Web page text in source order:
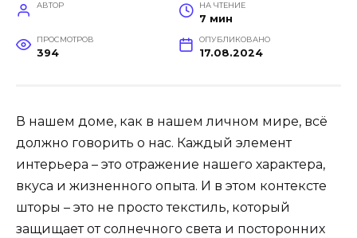
АВТОР НА ЧТЕНИЕ
7 мин
ПРОСМОТРОВ
394
ОПУБЛИКОВАНО
17.08.2024
В нашем доме, как в нашем личном мире, всё
должно говорить о нас. Каждый элемент
интерьера – это отражение нашего характера,
вкуса и жизненного опыта. И в этом контексте
шторы – это не просто текстиль, который
защищает от солнечного света и посторонних